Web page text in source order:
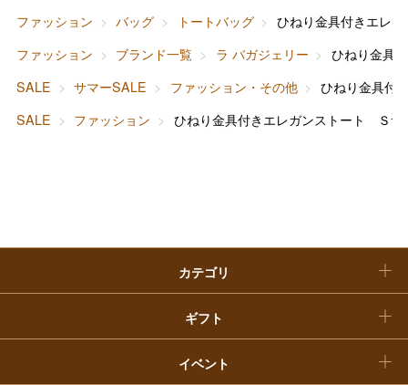
ファッション バッグ トートバッグ
ひねり金具付きエレ
ファッション
ブランド一覧 ラ バガジェリー
ひねり金具
SALE
サマーSALE ファッション・その他
ひねり金具付
SALE
ファッション ひねり金具付きエレガンストート Ｓサ
カテゴリ
ホーム＆インテリア
ベビー＆キッズ
ギフト
結婚内祝い
お香典返し
快気祝い
イベント
お中元
敬老の日
福袋